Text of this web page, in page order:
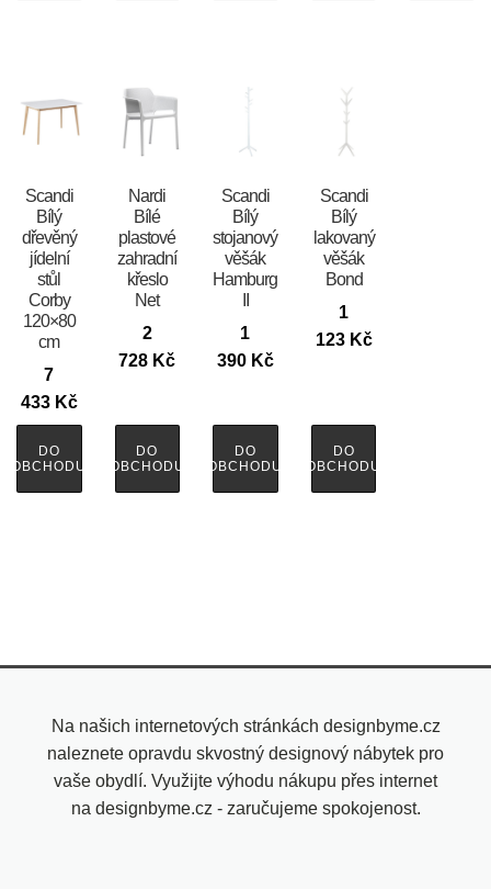
Scandi
Bílý
dřevěný
jídelní
stůl
Corby
120×80
cm
7
433 Kč
DO
OBCHODU
Nardi
Bílé
plastové
zahradní
křeslo
Net
2
728 Kč
DO
OBCHODU
Scandi
Bílý
stojanový
věšák
Hamburg
1
390 Kč
DO
OBCHODU
Scandi
Bílý
lakovaný
věšák
Bond
1
123 Kč
DO
OBCHODU
Na našich internetových stránkách designbyme.cz
naleznete opravdu skvostný designový nábytek pro
vaše obydlí. Využijte výhodu nákupu přes internet
na designbyme.cz - zaručujeme spokojenost.